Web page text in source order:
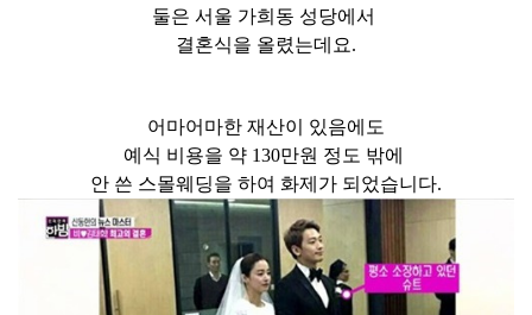
둘은 서울 가희동 성당에서
결혼식을 올렸는데요.
어마어마한 재산이 있음에도
예식 비용을 약 130만원 정도 밖에
안 쓴 스몰웨딩을 하여 화제가 되었습니다.